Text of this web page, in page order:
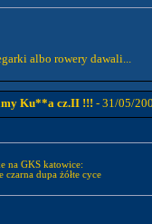
albo rowery dawali...
Ku**a cz.II !!! - 31/05/
na GKS katowice:
czarna dupa żółte cyce